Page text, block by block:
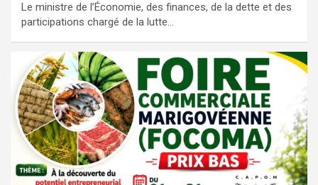
Le ministre de l’Économie, des finances, de la dette et des
participations chargé de la lutte…